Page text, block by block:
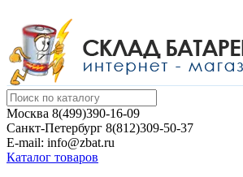
Москва 8(499)390-16-09
Санкт-Петербург 8(812)309-50-37
E-mail: info@zbat.ru
Каталог товаров